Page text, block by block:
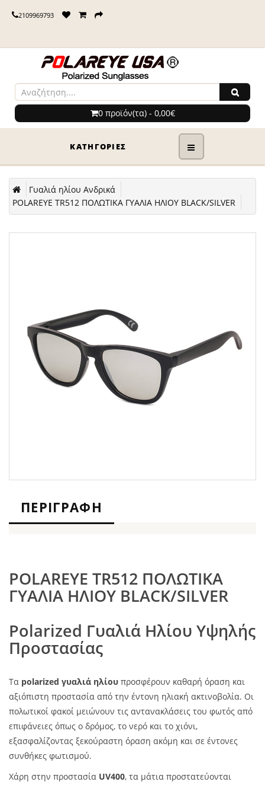
2109969793
0 προϊόν(τα) - 0,00€
ΚΑΤΗΓΟΡΊΕΣ
Γυαλιά ηλίου Ανδρικά
POLAREYE TR512 ΠΟΛΩΤΙΚΑ ΓΥΑΛΙΑ ΗΛΙΟΥ BLACK/SILVER
ΠΕΡΙΓΡΑΦΉ
POLAREYE TR512 ΠΟΛΩΤΙΚΑ
ΓΥΑΛΙΑ ΗΛΙΟΥ BLACK/SILVER
Polarized Γυαλιά Ηλίου Υψηλής
Προστασίας
Τα polarized γυαλιά ηλίου προσφέρουν καθαρή όραση και
αξιόπιστη προστασία από την έντονη ηλιακή ακτινοβολία. Οι
πολωτικοί φακοί μειώνουν τις αντανακλάσεις του φωτός από
επιφάνειες όπως ο δρόμος, το νερό και το χιόνι,
εξασφαλίζοντας ξεκούραστη όραση ακόμη και σε έντονες
συνθήκες φωτισμού.
Χάρη στην προστασία UV400, τα μάτια προστατεύονται